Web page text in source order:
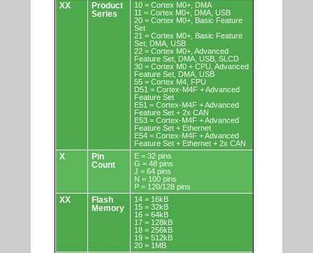
XX
Product
Series
10 = Cortex M0+, DMA
11 = Cortex M0+, DMA, USB
20 = Cortex M0+, Basic Feature
Set
21 = Cortex M0+, Basic Feature
Set, DMA, USB
22 = Cortex M0+, Advanced
Feature Set, DMA, USB, SLCD
30 = Cortex M0 + CPU, Advanced
Feature Set, DMA, USB
55 = Cortex M4, FPU
D51 = Cortex-M4F + Advanced
Feature Set
E51 = Cortex-M4F + Advanced
Feature Set + 2x CAN
E53 = Cortex-M4F + Advanced
Feature Set + Ethernet
E54 = Cortex-M4F + Advanced
Feature Set + Ethernet + 2x CAN
X
Pin
Count
E = 32 pins
G = 48 pins
J = 64 pins
N = 100 pins
P = 120/128 pins
XX
Flash
Memory
14 = 16kB
15 = 32kB
16 = 64kB
17 = 128kB
18 = 256kB
19 = 512kB
20 = 1MB